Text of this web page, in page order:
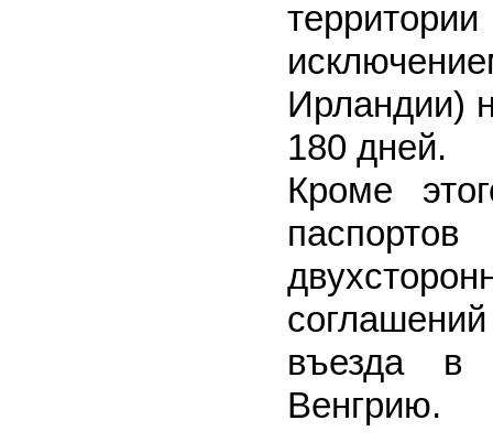
Ирландии)
180 дней.
Кроме
въезда в
Венгрию.